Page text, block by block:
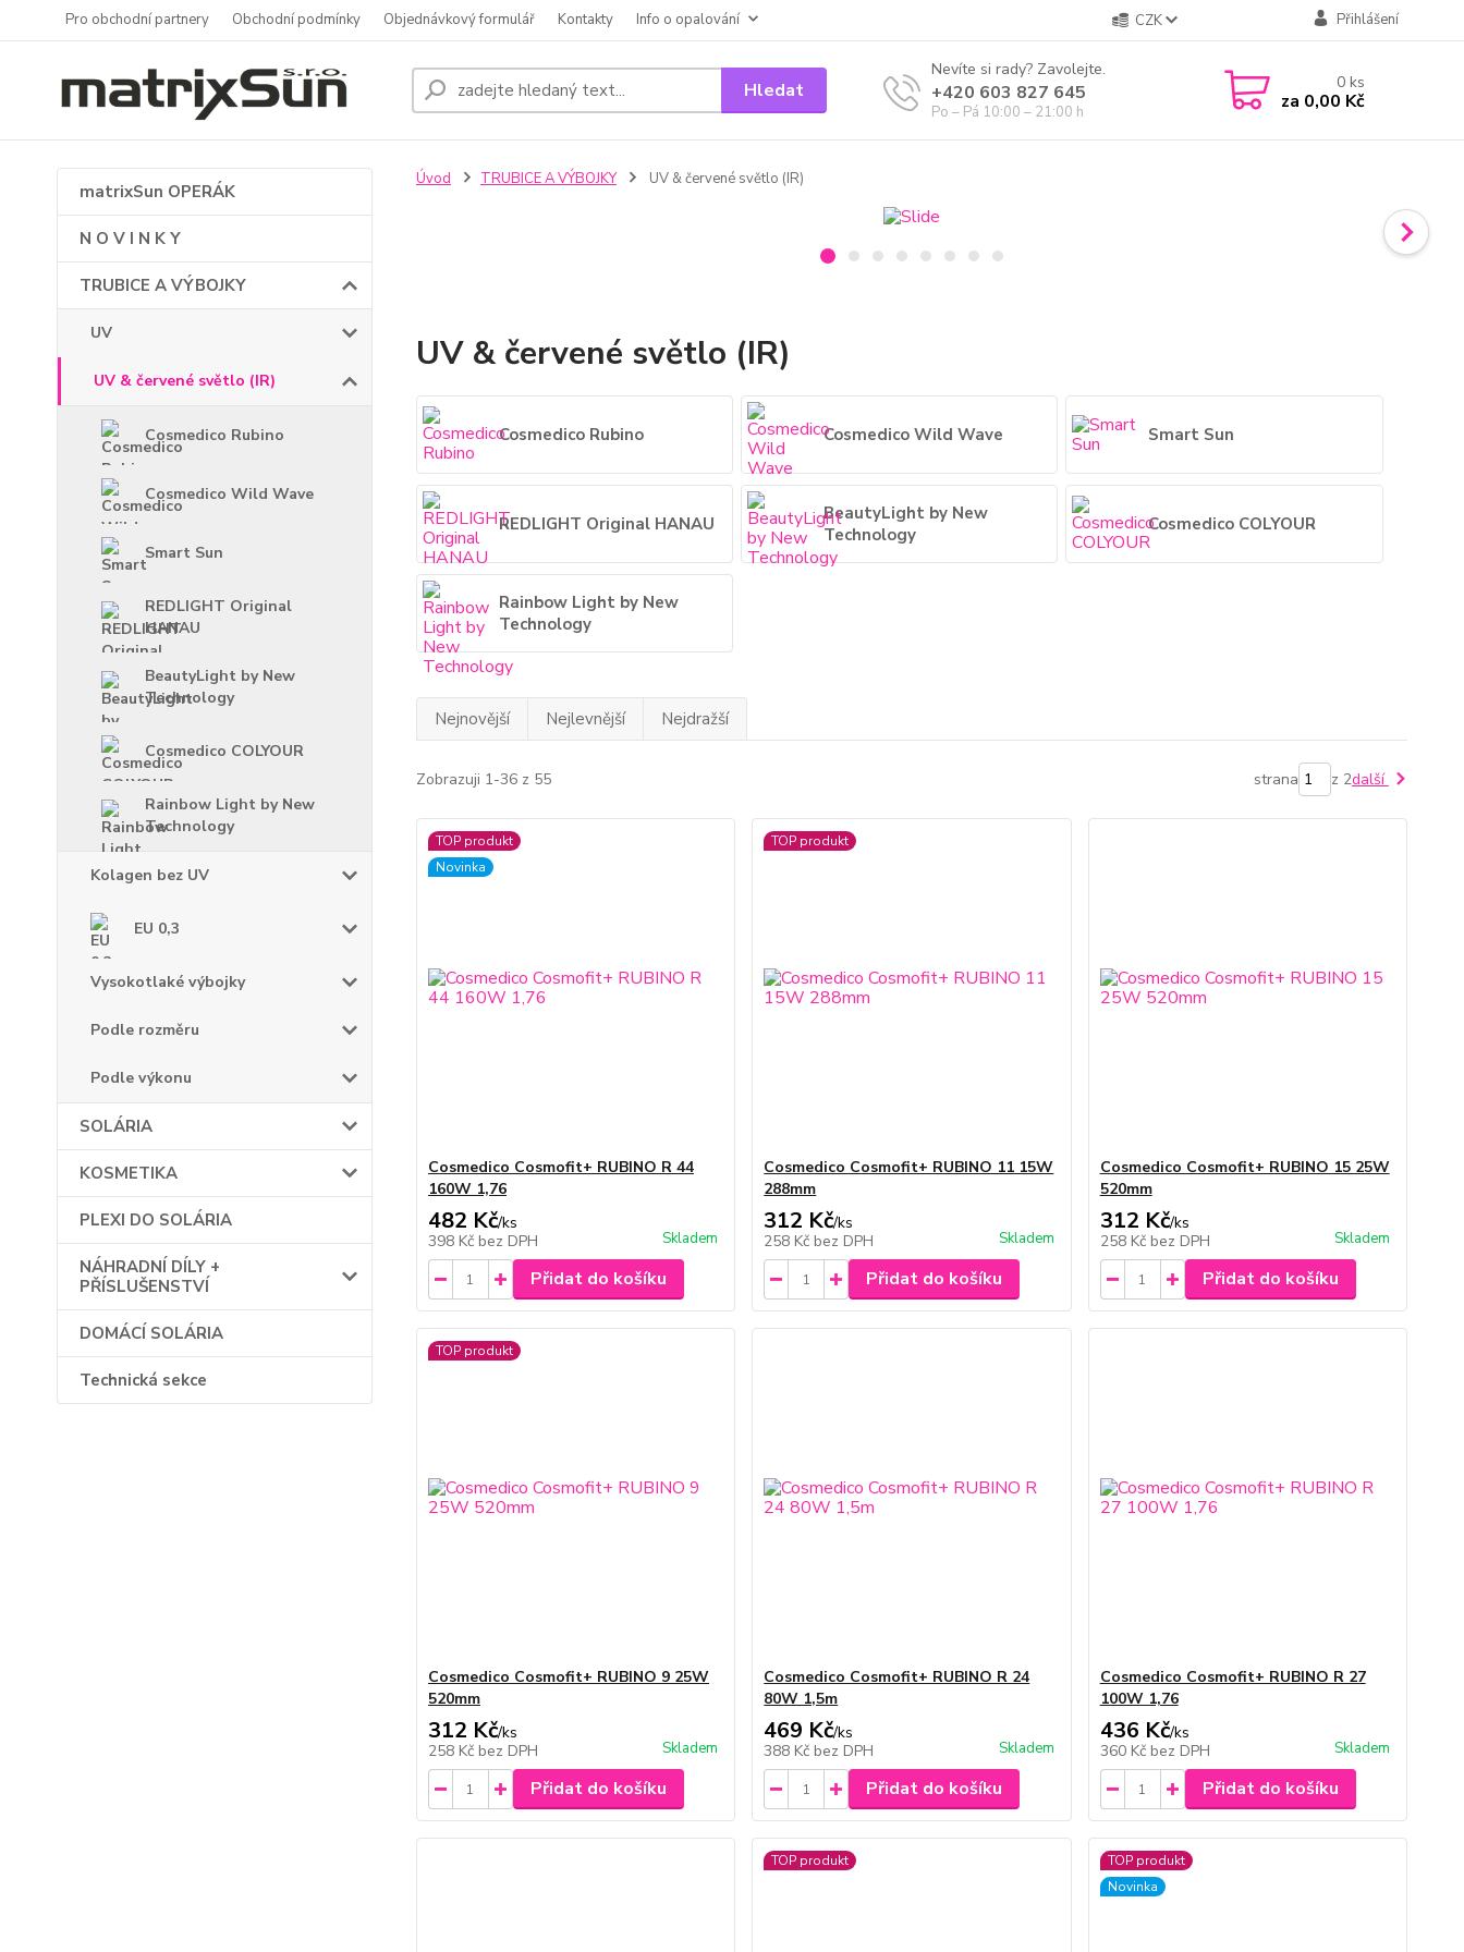
Pro obchodní partnery Obchodní podmínky Objednávkový formulář Kontakty Info o opalování CZK Přihlášení
Hledat
Nevíte si rady? Zavolejte.
+420 603 827 645
Po – Pá 10:00 – 21:00 h
0ks
za 0,00 Kč
matrixSun OPERÁK
N O V I N K Y
TRUBICE A VÝBOJKY
UV
UV & červené světlo (IR)
Cosmedico Rubino
Cosmedico Wild Wave
Smart Sun
REDLIGHT Original
HANAU
BeautyLight by New
Technology
Cosmedico COLYOUR
Rainbow Light by New
Technology
Kolagen bez UV
EU 0,3
Vysokotlaké výbojky
Podle rozměru
Podle výkonu
SOLÁRIA
KOSMETIKA
PLEXI DO SOLÁRIA
NÁHRADNÍ DÍLY +
PŘÍSLUŠENSTVÍ
DOMÁCÍ SOLÁRIA
Technická sekce
Úvod TRUBICE A VÝBOJKY UV & červené světlo (IR)
UV & červené světlo (IR)
Cosmedico Rubino Cosmedico Wild Wave Smart Sun
REDLIGHT Original HANAU
BeautyLight by New
Technology
Cosmedico COLYOUR
Rainbow Light by New
Technology
Nejnovější Nejlevnější Nejdražší
Zobrazuji 1-36 z 55 strana z 2další
TOP produkt
Novinka
Cosmedico Cosmofit+ RUBINO R 44
160W 1,76
482 Kč/ks
398 Kč bez DPH Skladem
Přidat do košíku
TOP produkt
Cosmedico Cosmofit+ RUBINO 11 15W
288mm
312 Kč/ks
258 Kč bez DPH Skladem
Přidat do košíku
Cosmedico Cosmofit+ RUBINO 15 25W
520mm
312 Kč/ks
258 Kč bez DPH Skladem
Přidat do košíku
TOP produkt
Cosmedico Cosmofit+ RUBINO 9 25W
520mm
312 Kč/ks
258 Kč bez DPH Skladem
Přidat do košíku
Cosmedico Cosmofit+ RUBINO R 24
80W 1,5m
469 Kč/ks
388 Kč bez DPH Skladem
Přidat do košíku
Cosmedico Cosmofit+ RUBINO R 27
100W 1,76
436 Kč/ks
360 Kč bez DPH Skladem
Přidat do košíku
TOP produkt
TOP produkt
Novinka